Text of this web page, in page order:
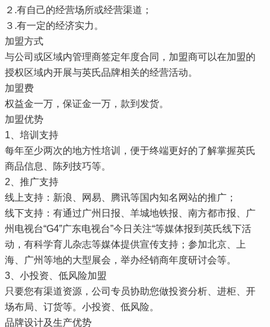
２.有自己的经营场所或经营渠道；
３.有一定的经济实力。
加盟方式
与公司或区域内管理商签定年度合同，加盟商可以在加盟的
授权区域内开展与英氏品牌相关的经营活动。
加盟费
权益金一万，保证金一万，款到发货。
加盟优势
1、培训支持
每年至少两次的地方性培训，便于终端更好的了解掌握英氏
商品信息、陈列技巧等。
2、推广支持
线上支持：新浪、网易、腾讯等国内知名网站的推广；
线下支持：有通过广州日报、羊城地铁报、南方都市报、广
州电视台“G4”广东电视台”今日关注“等媒体报到英氏线下活
动，有科学育儿杂志等媒体提供宣传支持；参加北京、上
海、广州等地的大型展会，举办经销商年度研讨会等。
3、小投资、低风险加盟
只要您有渠道资源，公司专员协助您做投资分析、进柜、开
场布局、订货等。小投资、低风险。
品牌设计及生产优势